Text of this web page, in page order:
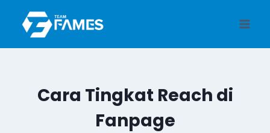
content
Cara Tingkat Reach di
Fanpage